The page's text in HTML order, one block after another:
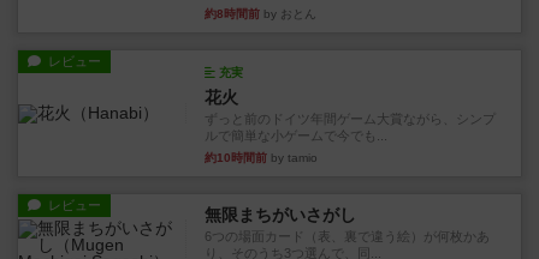
約8時間前 by おとん
レビュー
充実
花火
ずっと前のドイツ年間ゲーム大賞ながら、シンプ
ルで簡単な小ゲームで今でも...
約10時間前 by tamio
レビュー 無限まちがいさがし
6つの場面カード（表、裏で違う絵）が何枚かあ
り、そのうち3つ選んで、同...